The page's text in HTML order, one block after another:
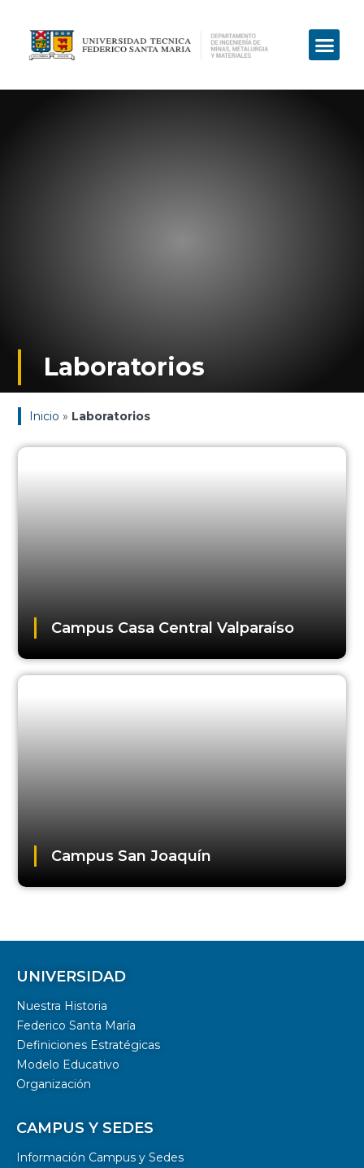
Laboratorios
Inicio » Laboratorios
Campus Casa Central Valparaíso
Campus San Joaquín
UNIVERSIDAD
Nuestra Historia
Federico Santa María
Definiciones Estratégicas
Modelo Educativo
Organización
CAMPUS Y SEDES
Información Campus y Sedes